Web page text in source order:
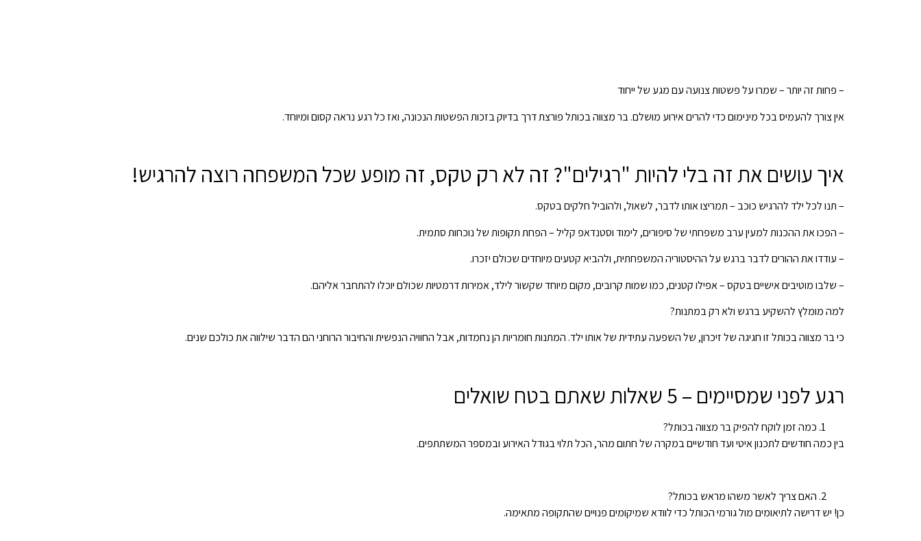
– פחות זה יותר – שמרו על פשטות צנועה עם מגע של ייחוד
אין צורך להעמיס בכל מינימום כדי להרים אירוע מושלם. בר מצווה בכותל פורצת דרך בדיוק בזכות הפשטות הנכונה, ואז כל רגע נראה קסום ומיוחד.
איך עושים את זה בלי להיות "רגילים"? זה לא רק טקס, זה מופע שכל המשפחה רוצה להרגיש!
– תנו לכל ילד להרגיש כוכב – תמריצו אותו לדבר, לשאול, ולהוביל חלקים בטקס.
– הפכו את ההכנות למעין ערב משפחתי של סיפורים, לימוד וסטנדאפ קליל – הפחת תקופות של נוכחות סתמית.
– עודדו את ההורים לדבר ברגש על ההיסטוריה המשפחתית, ולהביא קטעים מיוחדים שכולם יזכרו.
– שלבו מוטיבים אישיים בטקס – אפילו קטנים, כמו שמות קרובים, מקום מיוחד שקשור לילד, אמירות דרמטיות שכולם יוכלו להתחבר אליהם.
למה מומלץ להשקיע ברגש ולא רק במתנות?
כי בר מצווה בכותל זו חגיגה של זיכרון, של השפעה עתידית של אותו ילד. המתנות חומריות הן נחמדות, אבל החוויה הנפשית והחיבור הרוחני הם הדבר שילווה את כולכם שנים.
רגע לפני שמסיימים – 5 שאלות שאתם בטח שואלים
כמה זמן לוקח להפיק בר מצווה בכותל?
בין כמה חודשים לתכנון איטי ועד חודשיים במקרה של חתום מהר, הכל תלוי בגודל האירוע ובמספר המשתתפים.
האם צריך לאשר משהו מראש בכותל?
כן! יש דרישה לתיאומים מול גורמי הכותל כדי לוודא שמיקומים פנויים שהתקופה מתאימה.